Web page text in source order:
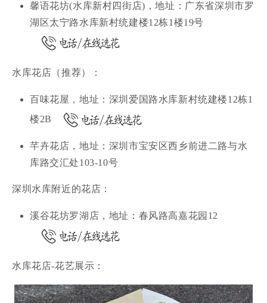
馨语花坊(水库新村四街店)，地址：广东省深圳市罗
湖区太宁路水库新村统建楼12栋1楼19号
水库花店（推荐）：
百味花屋，地址：深圳爱国路水库新村统建楼12栋1
楼2B
芊卉花店，地址：深圳市宝安区西乡前进二路与水
库路交汇处103-10号
深圳水库附近的花店：
溪谷花坊罗湖店，地址：春风路高嘉花园12
水库花店-花艺展示：